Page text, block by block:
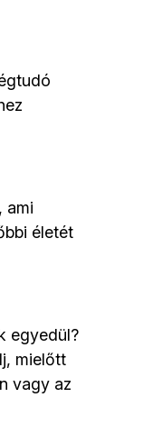
ami
életét
egyedül?
mielőtt
vagy az